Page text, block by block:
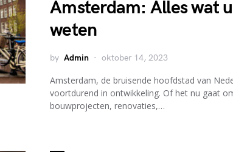
Amsterdam: Alles wat
weten
by Admin oktober 14, 2023
Amsterdam, de bruisende hoofdstad van
voortdurend in ontwikkeling. Of het nu gaat
bouwprojecten, renovaties,…